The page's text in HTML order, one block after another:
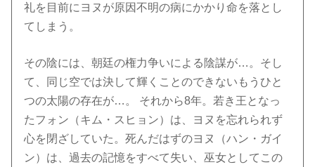
礼を目前にヨヌが原因不明の病にかかり命を落とし
てしまう。
その陰には、朝廷の権力争いによる陰謀が…。そし
て、同じ空では決して輝くことのできないもうひと
つの太陽の存在が…。 それから8年。若き王となっ
たフォン（キム・スヒョン）は、ヨヌを忘れられず
心を閉ざしていた。死んだはずのヨヌ（ハン・ガイ
ン）は、過去の記憶をすべて失い、巫女としてこの